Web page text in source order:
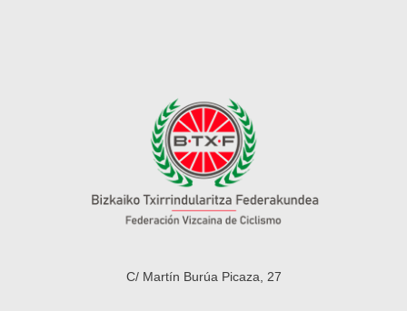
C/ Martín Burúa Picaza, 27